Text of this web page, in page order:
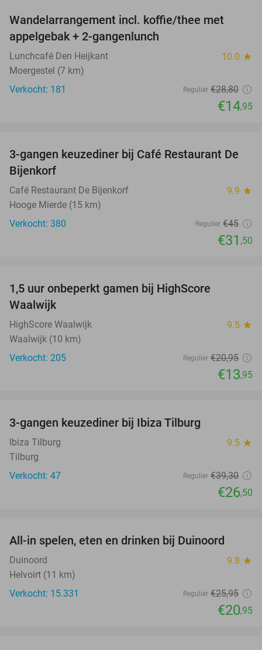
Wandelarrangement incl. koffie/thee met
appelgebak + 2-gangenlunch
Lunchcafé Den Heijkant 10.0 star
Moergestel (7 km)
Verkocht: 181
Regulier €28,80
€14,95
30%
3-gangen keuzediner bij Café Restaurant De
Bijenkorf
Café Restaurant De Bijenkorf 9.9 star
Hooge Mierde (15 km)
Verkocht: 380
Regulier €45
€31 ,50
1,5 uur onbeperkt gamen bij HighScore
Waalwijk
HighScore Waalwijk 9.5 star
Waalwijk (10 km)
Verkocht: 205
Regulier €20,95
€13,95
3-gangen keuzediner bij Ibiza Tilburg
Ibiza Tilburg 9.5 star
Tilburg
Verkocht: 47
Regulier €39,30
€26,50
All-in spelen, eten en drinken bij Duinoord
Duinoord 9.8 star
Helvoirt (11 km)
Verkocht: 15.331
Regulier €25,95
€20,95